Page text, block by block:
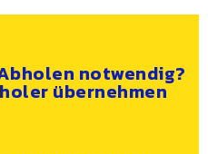
notwendig?
übernehmen